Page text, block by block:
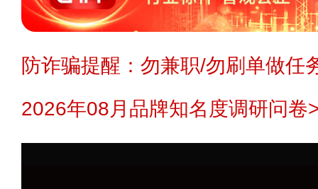
防诈骗提醒：勿兼职/勿刷单做任
2026年08月品牌知名度调研问卷